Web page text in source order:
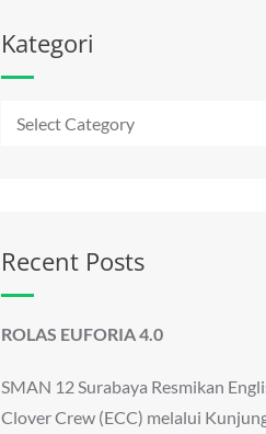
Kategori
Kategori
Recent Posts
ROLAS EUFORIA 4.0
SMAN 12 Surabaya Resmikan
Clover Crew (ECC) melalui